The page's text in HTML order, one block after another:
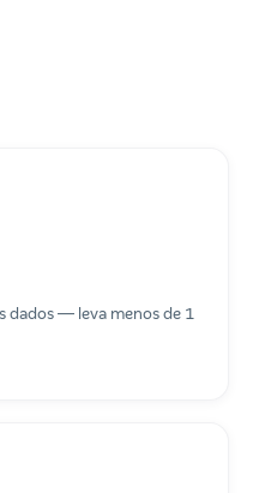
dados — leva menos de 1